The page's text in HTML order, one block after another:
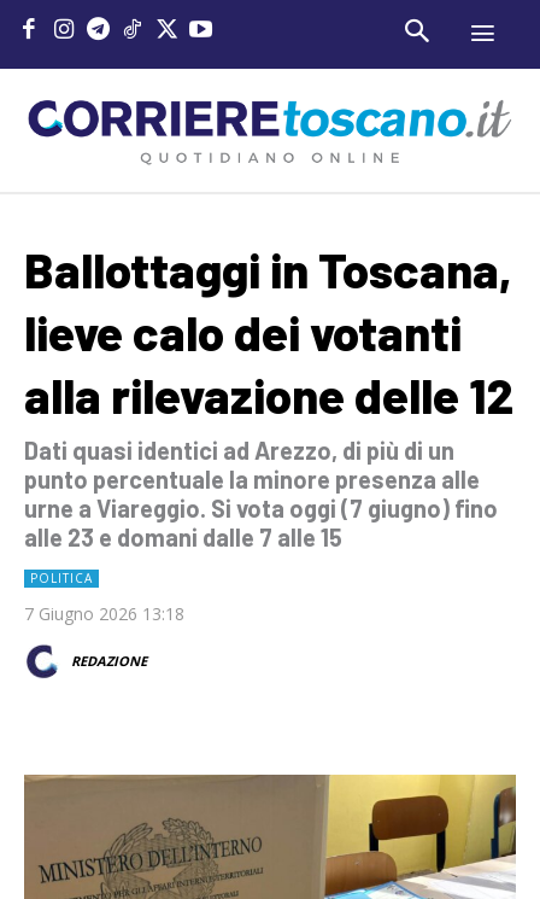
Ballottaggi in Toscana,
lieve calo dei votanti
alla rilevazione delle 12
Dati quasi identici ad Arezzo, di più di un
punto percentuale la minore presenza alle
urne a Viareggio. Si vota oggi (7 giugno) fino
alle 23 e domani dalle 7 alle 15
POLITICA
7 Giugno 2026 13:18
REDAZIONE